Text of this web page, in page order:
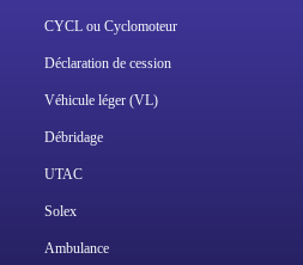
CYCL ou Cyclomoteur
Déclaration de cession
Véhicule léger (VL)
Débridage
UTAC
Solex
Ambulance